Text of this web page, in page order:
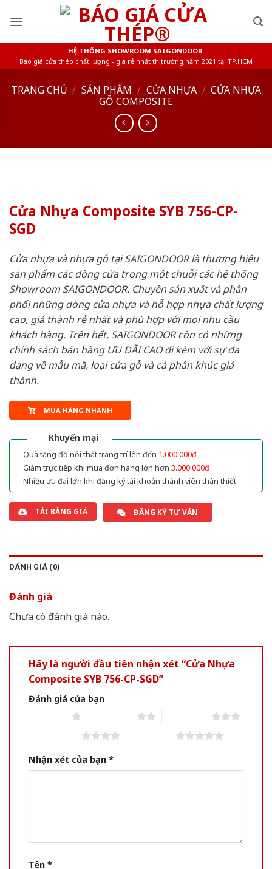
HỆ THỐNG SHOWROOM SAIGONDOOR
Báo giá cửa thép chất lượng - giá rẻ nhất thị trường năm 2021 tại TP.HCM
TRANG CHỦ / SẢN PHẨM / CỬA NHỰA / CỬA NHỰA
GỖ COMPOSITE
Cửa Nhựa Composite SYB 756-CP-
SGD
Cửa nhựa và nhựa gỗ tại SAIGONDOOR là thương hiệu
sản phẩm các dòng cửa trong một chuỗi các hệ thống
Showroom SAIGONDOOR. Chuyên sản xuất và phân
phối những dòng cửa nhựa và hỗ hợp nhựa chất lượng
cao, giá thành rẻ nhất và phù hợp với mọi nhu cầu
khách hàng. Trên hết, SAIGONDOOR còn có những
chính sách bán hàng ƯU ĐÃI CAO đi kèm với sự đa
dạng về mẫu mã, loại cửa gỗ và cả phân khúc giá
thành.
MUA HÀNG NHANH
Khuyến mại
Quà tặng đồ nội thất trang trí lên đến 1.000.000đ
Giảm trực tiếp khi mua đơn hàng lớn hơn 3.000.000đ
Nhiều ưu đãi lớn khi đăng ký tài khoản thành viên thân thiết
TẢI BẢNG GIÁ ĐĂNG KÝ TƯ VẤN
ĐÁNH GIÁ (0)
Đánh giá
Chưa có đánh giá nào.
Hãy là người đầu tiên nhận xét “Cửa Nhựa
Composite SYB 756-CP-SGD”
Đánh giá của bạn
Nhận xét của bạn *
Tên *